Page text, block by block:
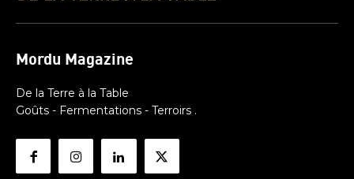
Mordu Magazine
De la Terre à la Table
Goûts - Fermentations - Terroirs .